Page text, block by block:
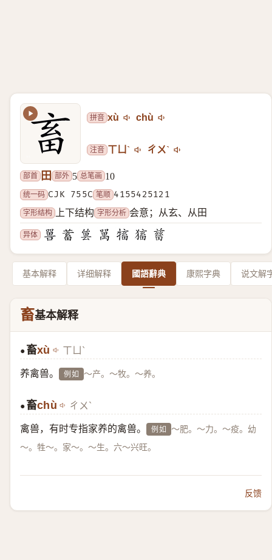
拼音 xù chù
注音 ㄒㄩˋ ㄔㄨˋ
部首 田 部外 5 总笔画 10
统一码 CJK 755C 笔顺 4155425121
字形结构
上下结构 字形分析 会意；从玄、从田
异体
基本解释 详细解释 國語辭典 康熙字典 说文解
畜基本解释
● 畜xù ㄒㄩˋ
养禽兽。 例如 ～产。～牧。～养。
● 畜chù ㄔㄨˋ
禽兽，有时专指家养的禽兽。 例如 ～肥。～力。～疫。幼
～。牲～。家～。～生。六～兴旺。
反馈